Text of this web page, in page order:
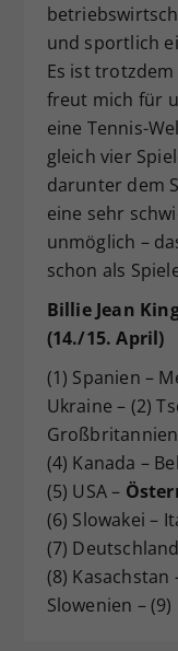
und sportlich
Es ist
freut mich für
eine Tennis-
gleich vier
darunter dem
eine sehr
unmöglich –
schon als
Billie Jean
(14./15. April)
(1) Spanien –
Ukraine – (2)
(4) Kanada –
(5) USA –
(6) Slowakei –
(7)
(8) Kasachstan
Slowenien –